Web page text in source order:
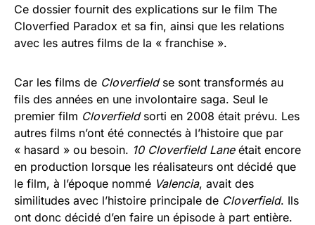
Ce dossier fournit des explications sur le film The
Cloverfied Paradox et sa fin, ainsi que les relations
avec les autres films de la « franchise ».
Car les films de Cloverfield se sont transformés au
fils des années en une involontaire saga. Seul le
premier film Cloverfieldsorti en 2008 était prévu. Les
autres films n’ont été connectés à l’histoire que par
« hasard » ou besoin. 10 Cloverfield Laneétait encore
en production lorsque les réalisateurs ont décidé que
le film, à l’époque nommé Valencia, avait des
similitudes avec l’histoire principale de Cloverfield. Ils
ont donc décidé d’en faire un épisode à part entière.